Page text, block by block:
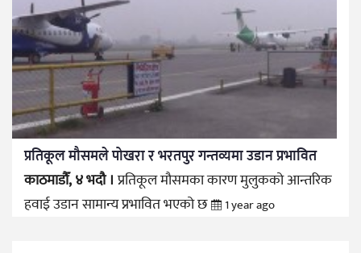
प्रतिकूल मौसमले पोखरा र भरतपुर गन्तव्यमा उडान प्रभावित
काठमाडौँ, ४ भदौ ।प्रतिकूल मौसमका कारण मुलुकको आन्तरिक
हवाई उडान सामान्य प्रभावित भएको छ
1 year ago